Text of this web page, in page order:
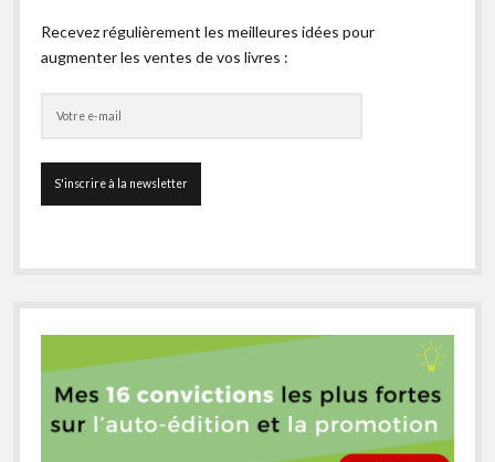
Recevez régulièrement les meilleures idées pour
augmenter les ventes de vos livres :